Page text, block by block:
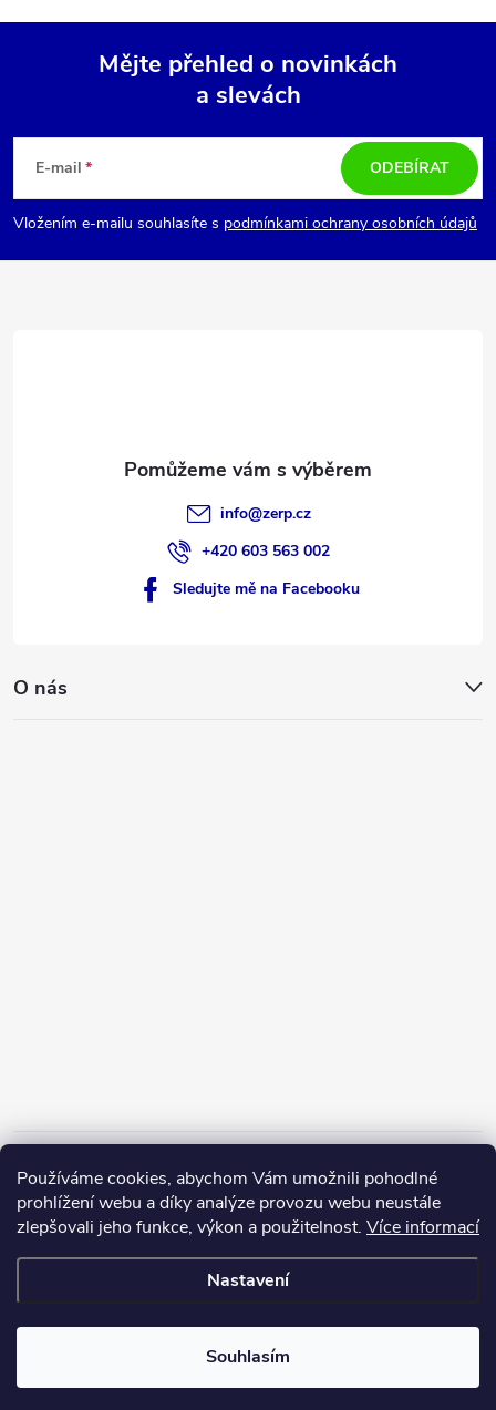
Používáme cookies, abychom Vám umožnili pohodlné
prohlížení webu a díky analýze provozu webu neustále
zlepšovali jeho funkce, výkon a použitelnost. Více informací
Nastavení
Souhlasím
p
a
Mějte přehled o novinkách
a slevách
E-mail
Vložením e-mailu souhlasíte s podmínkami ochrany osobních údajů
ODEBÍRAT
info@zerp.cz
+420 603 563 002
Sledujte mě na Facebooku
O nás
Copyright 2026ZERP Rybářské potřeby. Všechna práva vyhrazena.